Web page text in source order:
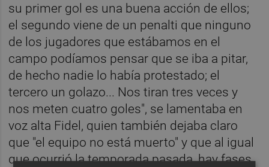
su primer gol es una buena acción de ellos;
el segundo viene de un penalti que ninguno
de los jugadores que estábamos en el
campo podíamos pensar que se iba a pitar,
de hecho nadie lo había protestado; el
tercero un golazo... Nos tiran tres veces y
nos meten cuatro goles", se lamentaba en
voz alta Fidel, quien también dejaba claro
que "el equipo no está muerto" y que al igual
que ocurrió la temporada pasada, hay fases